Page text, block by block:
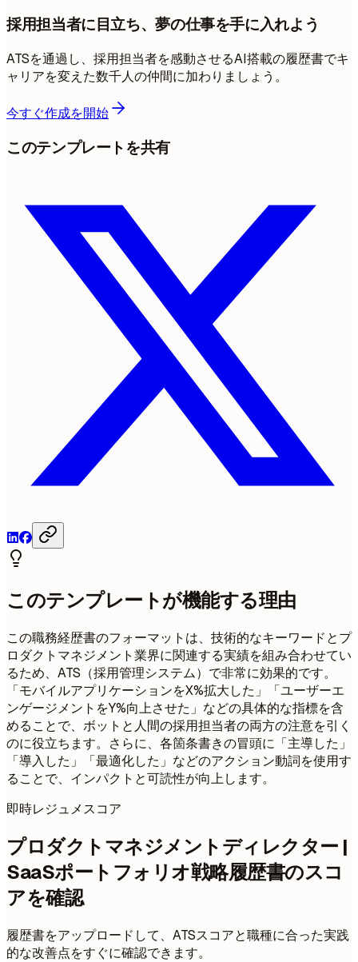
採用担当者に目立ち、夢の仕事を手に入れよう
ATSを通過し、採用担当者を感動させるAI搭載の履歴書でキ
ャリアを変えた数千人の仲間に加わりましょう。
今すぐ作成を開始
このテンプレートを共有
このテンプレートが機能する理由
この職務経歴書のフォーマットは、技術的なキーワードとプ
ロダクトマネジメント業界に関連する実績を組み合わせてい
るため、ATS（採用管理システム）で非常に効果的です。
「モバイルアプリケーションをX%拡大した」「ユーザーエ
ンゲージメントをY%向上させた」などの具体的な指標を含
めることで、ボットと人間の採用担当者の両方の注意を引く
のに役立ちます。さらに、各箇条書きの冒頭に「主導した」
「導入した」「最適化した」などのアクション動詞を使用す
ることで、インパクトと可読性が向上します。
即時レジュメスコア
プロダクトマネジメントディレクター |
SaaSポートフォリオ戦略履歴書のスコ
アを確認
履歴書をアップロードして、ATSスコアと職種に合った実践
的な改善点をすぐに確認できます。